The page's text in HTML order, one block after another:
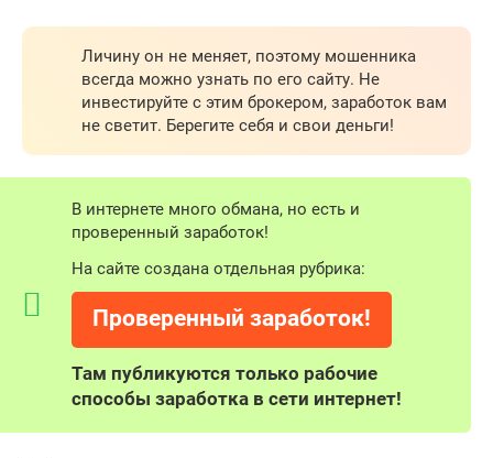
Личину он не меняет, поэтому мошенника
всегда можно узнать по его сайту. Не
инвестируйте с этим брокером, заработок вам
не светит. Берегите себя и свои деньги!
В интернете много обмана, но есть и
проверенный заработок!
На сайте создана отдельная рубрика:
Проверенный заработок!
Там публикуются только рабочие
способы заработка в сети интернет!